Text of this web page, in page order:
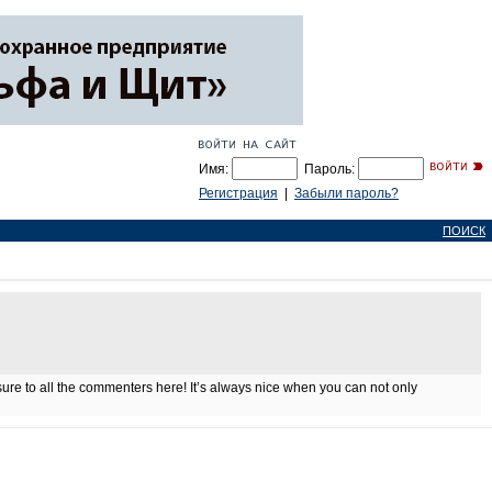
Имя:
Пароль:
Регистрация
Забыли пароль?
ПОИСК
to all the commenters here! It’s always nice when you can not only